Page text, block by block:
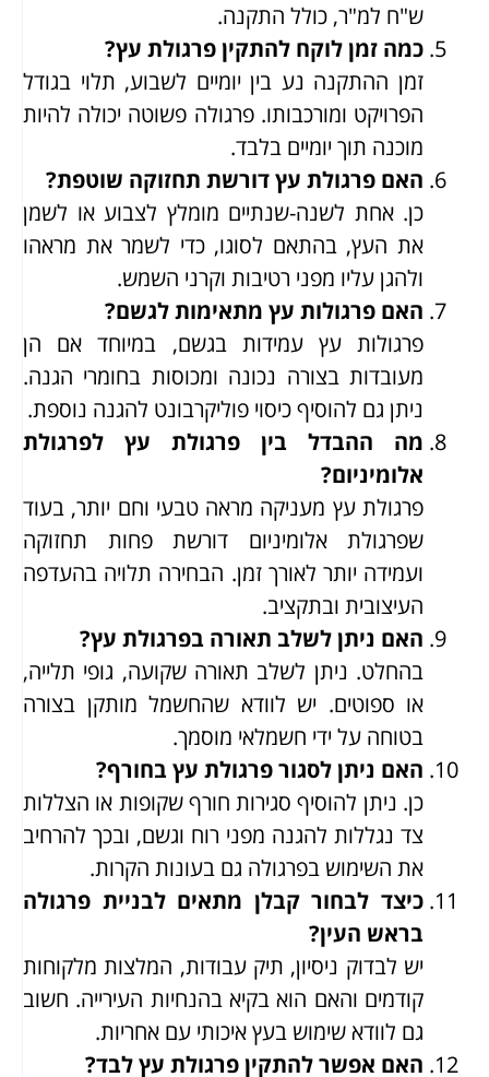
ש"ח למ"ר, כולל התקנה.
כמה זמן לוקח להתקין פרגולת עץ?
זמן ההתקנה נע בין יומיים לשבוע, תלוי בגודל
הפרויקט ומורכבותו. פרגולה פשוטה יכולה להיות
מוכנה תוך יומיים בלבד.
האם פרגולת עץ דורשת תחזוקה שוטפת?
כן. אחת לשנה-שנתיים מומלץ לצבוע או לשמן
את העץ, בהתאם לסוגו, כדי לשמר את מראהו
ולהגן עליו מפני רטיבות וקרני השמש.
האם פרגולות עץ מתאימות לגשם?
פרגולות עץ עמידות בגשם, במיוחד אם הן
מעובדות בצורה נכונה ומכוסות בחומרי הגנה.
ניתן גם להוסיף כיסוי פוליקרבונט להגנה נוספת.
מה ההבדל בין פרגולת עץ לפרגולת
אלומיניום?
פרגולת עץ מעניקה מראה טבעי וחם יותר, בעוד
שפרגולת אלומיניום דורשת פחות תחזוקה
ועמידה יותר לאורך זמן. הבחירה תלויה בהעדפה
העיצובית ובתקציב.
האם ניתן לשלב תאורה בפרגולת עץ?
בהחלט. ניתן לשלב תאורה שקועה, גופי תלייה,
או ספוטים. יש לוודא שהחשמל מותקן בצורה
בטוחה על ידי חשמלאי מוסמך.
האם ניתן לסגור פרגולת עץ בחורף?
כן. ניתן להוסיף סגירות חורף שקופות או הצללות
צד נגללות להגנה מפני רוח וגשם, ובכך להרחיב
את השימוש בפרגולה גם בעונות הקרות.
כיצד לבחור קבלן מתאים לבניית פרגולה
בראש העין?
יש לבדוק ניסיון, תיק עבודות, המלצות מלקוחות
קודמים והאם הוא בקיא בהנחיות העירייה. חשוב
גם לוודא שימוש בעץ איכותי עם אחריות.
האם אפשר להתקין פרגולת עץ לבד?